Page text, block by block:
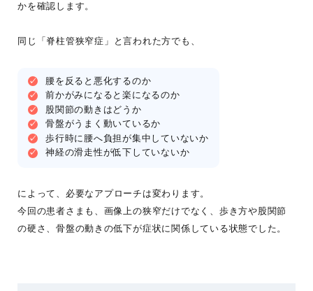
かを確認します。
同じ「脊柱管狭窄症」と言われた方でも、
腰を反ると悪化するのか
前かがみになると楽になるのか
股関節の動きはどうか
骨盤がうまく動いているか
歩行時に腰へ負担が集中していないか
神経の滑走性が低下していないか
によって、必要なアプローチは変わります。
今回の患者さまも、画像上の狭窄だけでなく、歩き方や股関節
の硬さ、骨盤の動きの低下が症状に関係している状態でした。